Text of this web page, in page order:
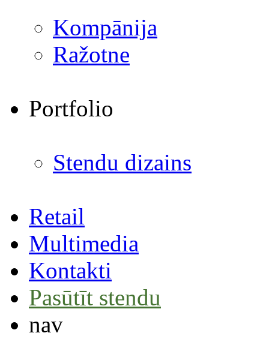
Kompānija
Ražotne
Portfolio
Stendu dizains
Retail
Multimedia
Kontakti
Pasūtīt stendu
nav